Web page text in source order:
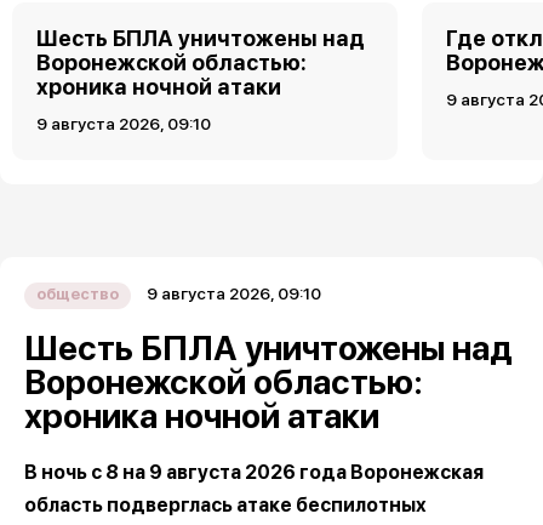
Шесть БПЛА уничтожены над
Воронежской областью:
хроника ночной атаки
9 августа 2026, 09:10
Где
9 августа
общество 9 августа 2026, 09:10
Шесть БПЛА уничтожены над
Воронежской областью:
хроника ночной атаки
В ночь с 8 на 9 августа 2026 года Воронежская
область подверглась атаке беспилотных